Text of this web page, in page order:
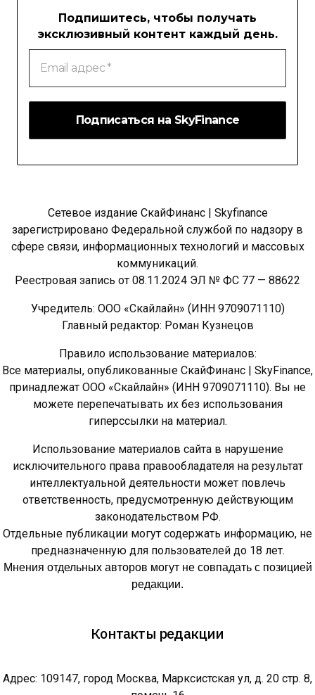
Подпишитесь, чтобы получать
эксклюзивный контент каждый день.
Email
адрес
Сетевое издание СкайФинанс | Skyfinance
зарегистрировано Федеральной службой по надзору в
сфере связи, информационных технологий и массовых
коммуникаций.
Реестровая запись от 08.11.2024 ЭЛ № ФС 77 — 88622
Учредитель: ООО «Скайлайн» (ИНН 9709071110)
Главный редактор: Роман Кузнецов
Правило использование материалов:
Все материалы, опубликованные СкайФинанс | SkyFinance,
принадлежат ООО «Скайлайн» (ИНН 9709071110). Вы не
можете перепечатывать их без использования
гиперссылки на материал.
Использование материалов сайта в нарушение
исключительного права правообладателя на результат
интеллектуальной деятельности может повлечь
ответственность, предусмотренную действующим
законодательством РФ.
Отдельные публикации могут содержать информацию, не
предназначенную для пользователей до 18 лет.
Мнения отдельных авторов могут не совпадать с позицией
редакции.
Контакты редакции
Адрес: 109147, город Москва, Марксистская ул, д. 20 стр. 8,